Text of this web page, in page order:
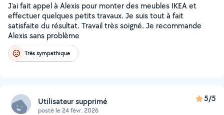
J'ai fait appel à Alexis pour monter des meubles IKEA et
effectuer quelques petits travaux. Je suis tout à fait
satisfaite du résultat. Travail très soigné. Je recommande
Alexis sans problème
Très sympathique
Utilisateur supprimé
posté le 24 févr. 2026
5/5